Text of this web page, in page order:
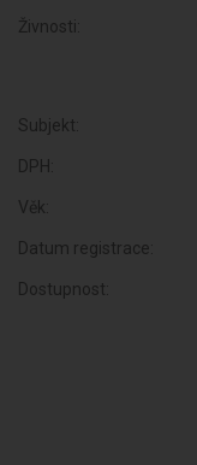
Živnosti:
Subjekt:
DPH:
Věk:
Datum registrace:
Dostupnost: